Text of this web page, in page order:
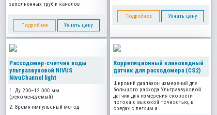
заполненных труб и каналов
Подробнее Узнать цену
Подробнее Узнать цену
Расходомер-счетчик воды
ультразвуковой NIVUS
NivuChannel light
1. Ду 200–12 000 мм
(рекомендуемый)
2. Время-импульсный метод
Корреляционный клиновидный
датчик для расходомера (CS2)
Широкий диапазон измерений для
большого расхода Ультразвуковой
датчик для измерения скорости
потока с высокой точностью, в
средах с легким и...